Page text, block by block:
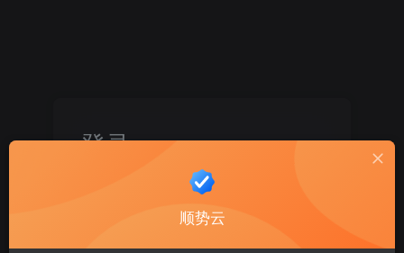
登录
顺势云